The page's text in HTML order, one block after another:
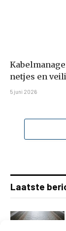
netjes en
5 juni 2026
Laatste